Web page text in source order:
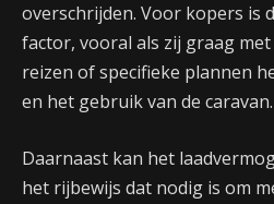
overschrijden. Voor kopers is
factor, vooral als zij graag
reizen of specifieke plannen
en het gebruik van de caravan.
Daarnaast kan het
het rijbewijs dat nodig is om